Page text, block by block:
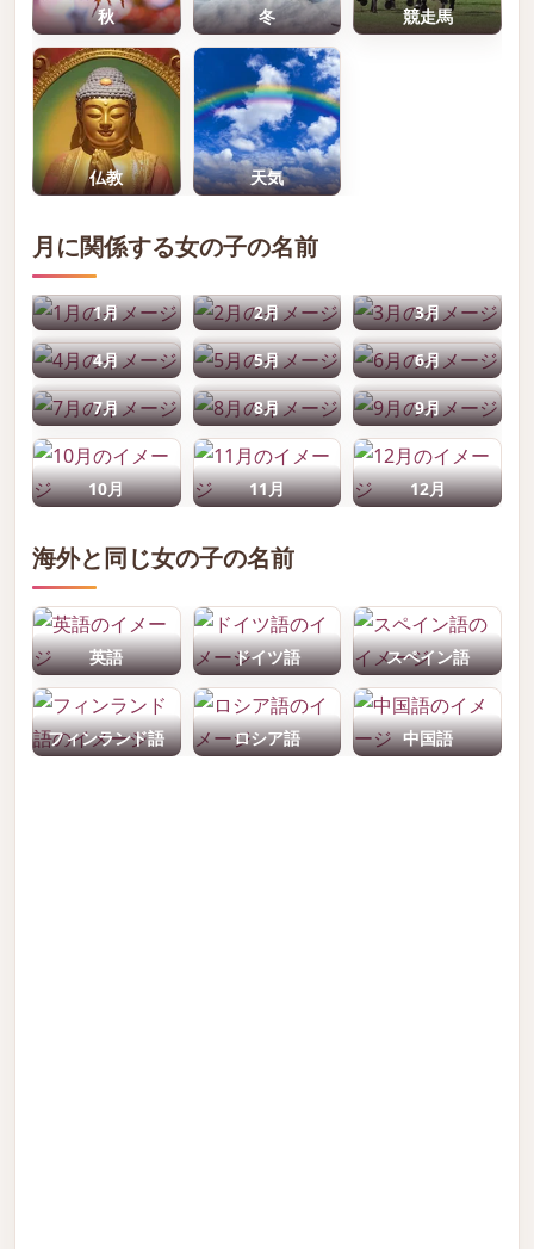
秋 冬 競走馬
仏教 天気
月に関係する女の子の名前
1月 2月 3月
4月 5月 6月
7月 8月 9月
10月 11月 12月
海外と同じ女の子の名前
英語 ドイツ語 スペイン語
フィンランド語 ロシア語 中国語